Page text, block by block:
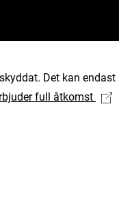
Det kan
full åtkomst